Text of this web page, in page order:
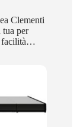
Clementi
tua per
facilità…